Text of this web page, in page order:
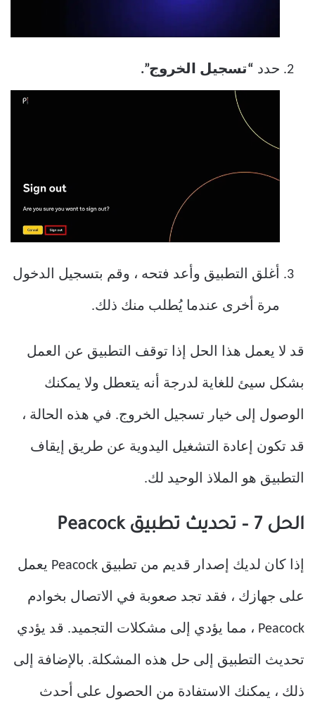
حدد “تسجيل الخروج”.
أغلق التطبيق وأعد فتحه ، وقم بتسجيل الدخول
مرة أخرى عندما يُطلب منك ذلك.
قد لا يعمل هذا الحل إذا توقف التطبيق عن العمل
بشكل سيئ للغاية لدرجة أنه يتعطل ولا يمكنك
الوصول إلى خيار تسجيل الخروج. في هذه الحالة ،
قد تكون إعادة التشغيل اليدوية عن طريق إيقاف
التطبيق هو الملاذ الوحيد لك.
الحل 7 – تحديث تطبيق Peacock
إذا كان لديك إصدار قديم من تطبيق Peacock يعمل
على جهازك ، فقد تجد صعوبة في الاتصال بخوادم
Peacock ، مما يؤدي إلى مشكلات التجميد. قد يؤدي
تحديث التطبيق إلى حل هذه المشكلة. بالإضافة إلى
ذلك ، يمكنك الاستفادة من الحصول على أحدث